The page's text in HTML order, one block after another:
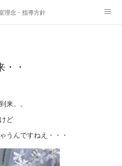
理念・指導方針
・
来。。
ど
うんですねえ・・・